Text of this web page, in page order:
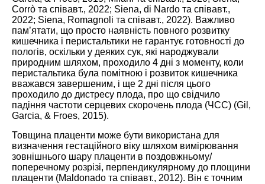
Corrò та співавт., 2022; Siena, di Nardo та співавт.,
2022; Siena, Romagnoli та співавт., 2022). Важливо
пам’ятати, що просто наявність повного розвитку
кишечника і перистальтики не гарантує готовності до
пологів, оскільки у деяких сук, які народжували
природним шляхом, проходило 4 дні з моменту, коли
перистальтика була помітною і розвиток кишечника
вважався завершеним, і ще 2 дні після цього
проходило до дистресу плода, про що свідчило
падіння частоти серцевих скорочень плода (ЧСС) (Gil,
Garcia, & Froes, 2015).
Товщина плаценти може бути використана для
визначення гестаційного віку шляхом вимірювання
зовнішнього шару плаценти в поздовжньому/
поперечному розрізі, перпендикулярному до площини
плаценти (Maldonado та співавт., 2012). Він є точним